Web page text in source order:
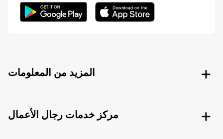
المزيد من المعلومات
مركز خدمات رجال الأعمال